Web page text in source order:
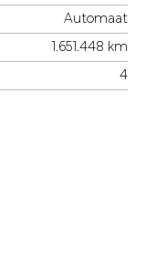
Automaat
1.651.448 km
4